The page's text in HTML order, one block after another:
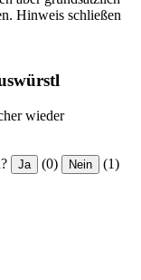
Hinweis schließen
wieder
Ja (0) Nein (1)